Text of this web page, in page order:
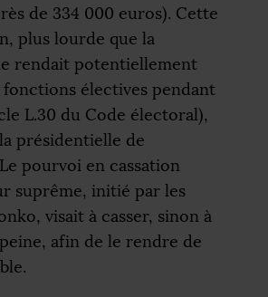
de 334 000 euros). Cette
plus lourde que la
rendait potentiellement
électives pendant
L.30 du Code électoral),
présidentielle de
pourvoi en cassation
suprême, initié par les
visait à casser, sinon à
afin de le rendre de